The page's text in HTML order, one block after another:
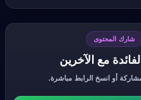
شارك المحتوى
مع الآخرين
أو انسخ الرابط مباشرة.